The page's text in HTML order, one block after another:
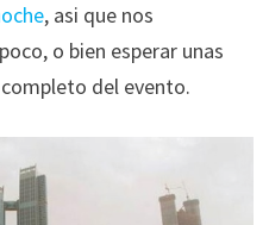
, asi que nos
o bien esperar unas
del evento.